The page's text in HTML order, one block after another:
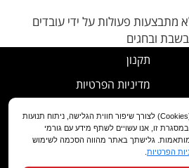
פעולות על ידי עובדים
בשבת ובחגים
תקנון
מדיניות הפרטיות
נוהל ביטול עסקה
מדיניות החלפה/החזרה/ביטול
הצהרת נגישות
באתר זה נעשה שימוש בעוגיות (Cookies) לצורך שיפור חווית הגלישה, ניתוח תנועות
זו, אנו עשויים לשתף מידע עם גורמי
מותאמות. גלישתך באתר מהווה הסכמה לשימוש
הפרטיות